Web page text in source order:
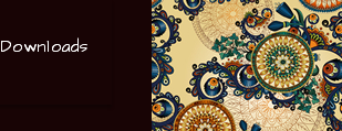
Downloads